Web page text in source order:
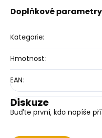
Doplňkové parametry
Kategorie:
Hmotnost:
EAN:
Diskuze
Buďte první, kdo napíše